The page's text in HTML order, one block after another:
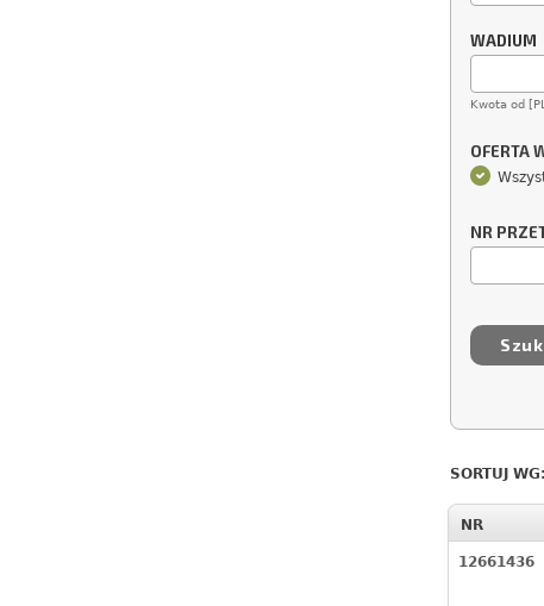
WADIUM
Kwota od
OFERTA
NR
SORTUJ WG:
NR
12661436